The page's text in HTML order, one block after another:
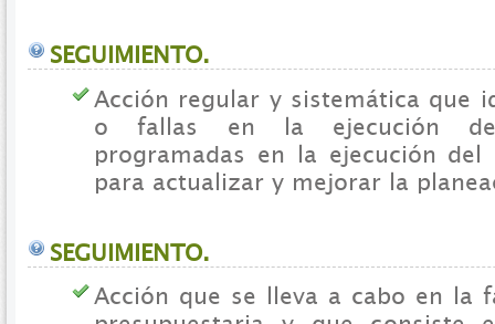
SEGUIMIENTO.
Acción regular y sistemática que
o fallas en la ejecución
programadas en la ejecución
para actualizar y mejorar la
SEGUIMIENTO.
Acción que se lleva a cabo en la